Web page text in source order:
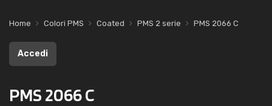
Home Colori PMS Coated PMS 2 serie PMS 2066 C
Accedi
PMS 2066 C